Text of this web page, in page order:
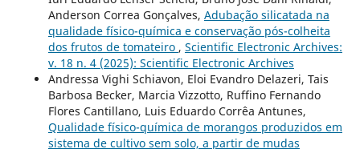
Anderson Correa Gonçalves, Adubação silicatada na
qualidade físico-química e conservação pós-colheita
dos frutos de tomateiro , Scientific Electronic Archives:
v. 18 n. 4 (2025): Scientific Electronic Archives
Andressa Vighi Schiavon, Eloi Evandro Delazeri, Tais
Barbosa Becker, Marcia Vizzotto, Ruffino Fernando
Flores Cantillano, Luis Eduardo Corrêa Antunes,
Qualidade físico-química de morangos produzidos em
sistema de cultivo sem solo, a partir de mudas